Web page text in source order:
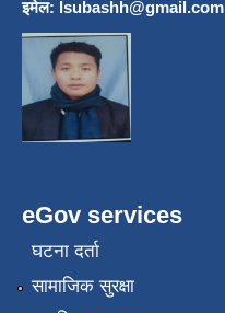
इमेल: lsubashh@gmail.com
eGov services
घटना दर्ता
सामाजिक सुरक्षा